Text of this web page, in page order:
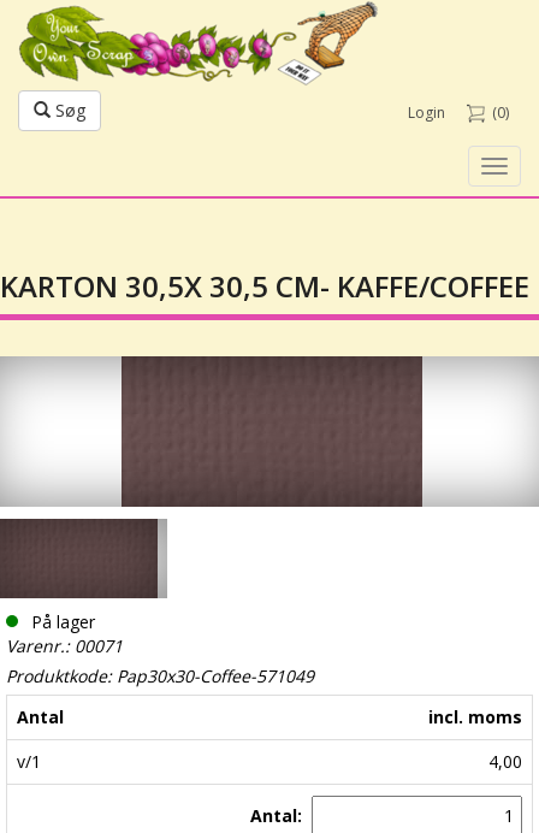
Søg Login (0)
KARTON 30,5X 30,5 CM- KAFFE/COFFEE
På lager
Varenr.: 00071
Produktkode: Pap30x30-Coffee-571049
Antal
incl. moms
v/1
4,00
Antal: